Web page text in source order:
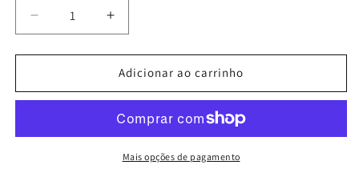
Diminuir
a
quantidade
Pack
Aumentar
a
quantidade
de
Pack
Adicionar ao carrinho
Mais opções de pagamento